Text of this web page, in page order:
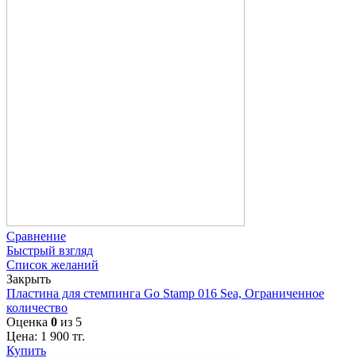
Сравнение
Быстрый взгляд
Список желаний
Закрыть
Пластина для стемпинга Go Stamp 016 Sea, Ограниченное
количество
Оценка 0 из 5
Цена: 1 900 тг.
Купить